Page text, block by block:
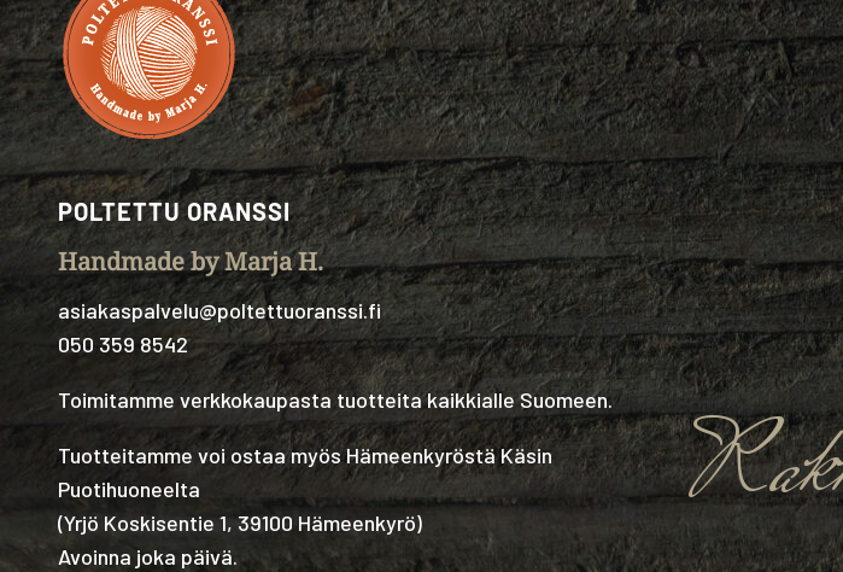
POLTETTU ORANSSI
Handmade by Marja H.
asiakaspalvelu@poltettuoranssi.fi
050 359 8542
Toimitamme verkkokaupasta tuotteita kaikkialle Suomeen.
Tuotteitamme voi ostaa myös Hämeenkyröstä Käsin
Puotihuoneelta
(Yrjö Koskisentie 1, 39100 Hämeenkyrö)
Avoinna joka päivä.